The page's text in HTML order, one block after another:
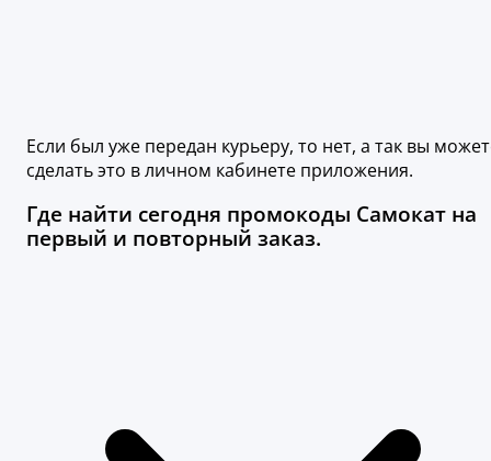
Если был уже передан курьеру, то нет, а так вы
сделать это в личном кабинете приложения.
Где найти сегодня промокоды Самокат на
первый и повторный заказ.